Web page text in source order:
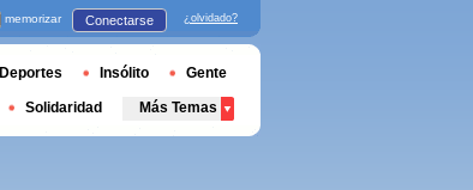
memorizar Conectarse ¿olvidado?
Deportes Insólito Gente
Solidaridad Más Temas